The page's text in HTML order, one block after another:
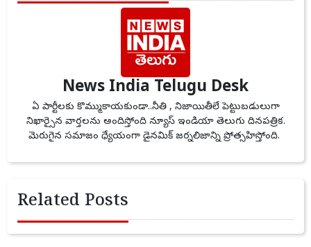
News India Telugu Desk
ఏ పార్టీలకు కొమ్ముకాయకుండా..నీతి , నిజాయితీలే పెట్టుబడులుగా
నిఖార్సైన వార్తలను అందిస్తోంది న్యూస్ ఇండియా తెలుగు దినపత్రిక.
మెరుగైన సమాజం ధ్యేయంగా డైనమిక్ జర్నలిజాన్ని ప్రోత్సహిస్తోంది.
Related Posts